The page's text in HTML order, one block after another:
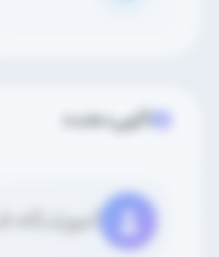
آگهی‌دهنده
آموزشگاه